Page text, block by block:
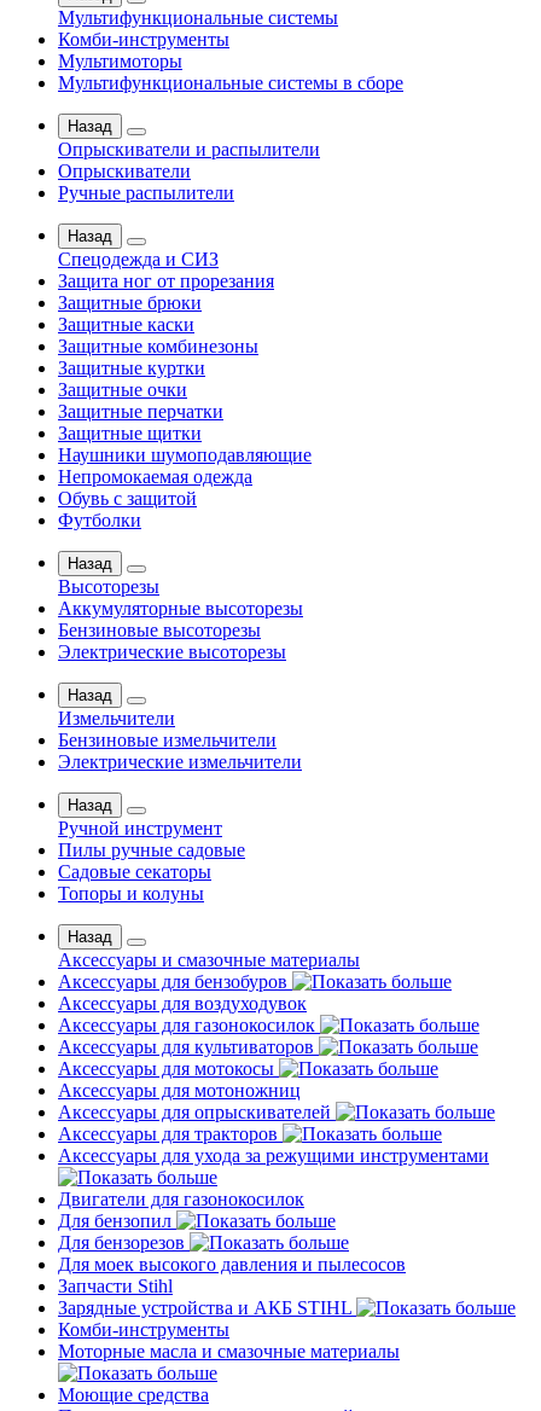
Мультифункциональные системы
Комби-инструменты
Мультимоторы
Мультифункциональные системы в сборе
Назад
Опрыскиватели и распылители
Опрыскиватели
Ручные распылители
Назад
Спецодежда и СИЗ
Защита ног от прорезания
Защитные брюки
Защитные каски
Защитные комбинезоны
Защитные куртки
Защитные очки
Защитные перчатки
Защитные щитки
Наушники шумоподавляющие
Непромокаемая одежда
Обувь с защитой
Футболки
Назад
Высоторезы
Аккумуляторные высоторезы
Бензиновые высоторезы
Электрические высоторезы
Назад
Измельчители
Бензиновые измельчители
Электрические измельчители
Назад
Ручной инструмент
Пилы ручные садовые
Садовые секаторы
Топоры и колуны
Назад
Аксессуары и смазочные материалы
Аксессуары для бензобуров
Аксессуары для воздуходувок
Аксессуары для газонокосилок
Аксессуары для культиваторов
Аксессуары для мотокосы
Аксессуары для мотоножниц
Аксессуары для опрыскивателей
Аксессуары для тракторов
Аксессуары для ухода за режущими инструментами
Двигатели для газонокосилок
Для бензопил
Для бензорезов
Для моек высокого давления и пылесосов
Запчасти Stihl
Зарядные устройства и АКБ STIHL
Комби-инструменты
Моторные масла и смазочные материалы
Моющие средства